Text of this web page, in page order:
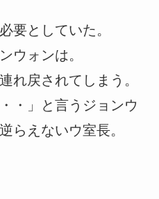
要としていた。
ウォンは。
れ戻されてしまう。
・」と言うジョンウ
らえないウ室長。